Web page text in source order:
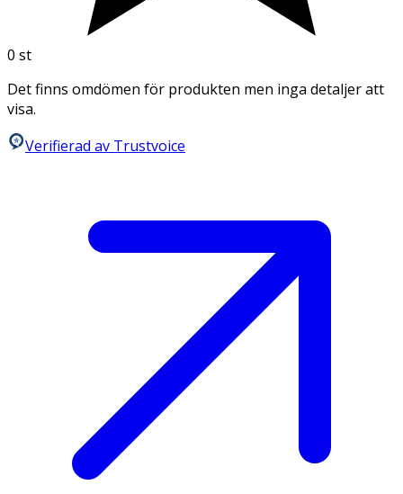
0 st
Det finns omdömen för produkten men inga detaljer att
visa.
Verifierad av Trustvoice